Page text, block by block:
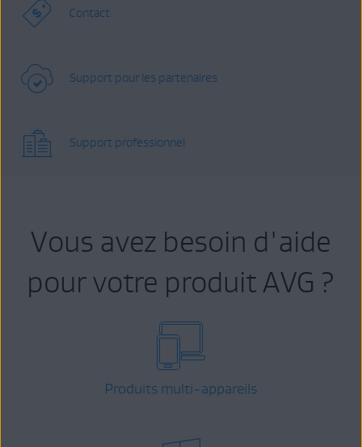
Contact
Support pour les partenaires
Support professionnel
Vous avez besoin d'aide
pour votre produit AVG ?
Produits multi-appareils